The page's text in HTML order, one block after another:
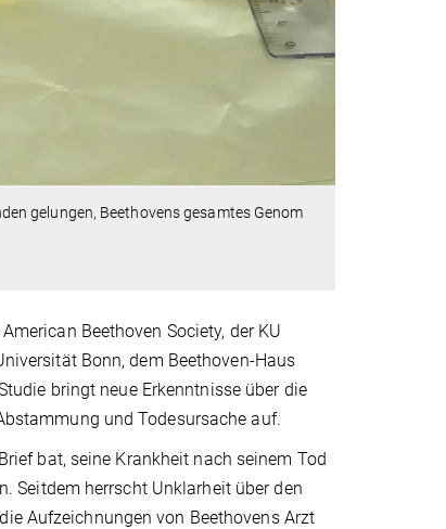
gelungen, Beethovens gesamtes Genom
Beethoven Society, der KU
Bonn, dem Beethoven-Haus
bringt neue Erkenntnisse über die
und Todesursache auf.
bat, seine Krankheit nach seinem Tod
Seitdem herrscht Unklarheit über den
Aufzeichnungen von Beethovens Arzt